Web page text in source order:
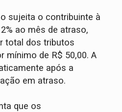
sujeita o contribuinte à
ao mês de atraso,
total dos tributos
mínimo de R$ 50,00. A
após a
em atraso.
que os